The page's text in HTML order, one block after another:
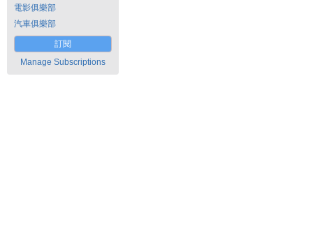
電影俱樂部
汽車俱樂部
訂閱
Manage Subscriptions